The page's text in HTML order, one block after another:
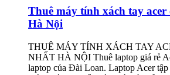
Thuê máy tính xách tay acer
Hà Nội
THUÊ MÁY TÍNH XÁCH TAY
NHẤT HÀ NỘI Thuê laptop giá rẻ
laptop của Đài Loan. Laptop Acer